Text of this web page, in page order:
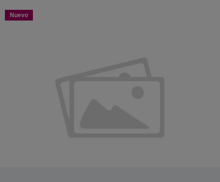
Nuevo